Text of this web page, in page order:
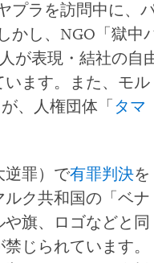
プラを訪問中に、
かし、NGO「獄中
が表現・結社の自
ます。また、モル
、人権団体「 タマ
逆罪）で有罪判決を
ク共和国の「ベナ
旗、ロゴなどと同
じられています。